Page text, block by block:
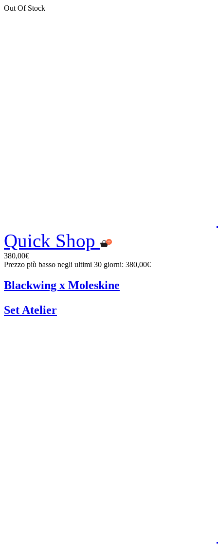
Out Of Stock
Quick Shop
380,00€
Prezzo più basso negli ultimi 30 giorni: 380,00€
Blackwing x Moleskine
Set Atelier